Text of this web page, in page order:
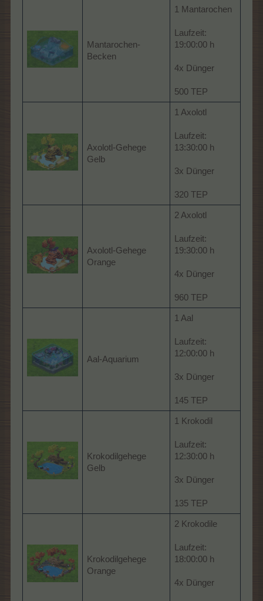
Mantarochen-
Becken
1 Mantarochen
Laufzeit:
19:00:00 h
4x Dünger
500 TEP
Axolotl-Gehege
Gelb
1 Axolotl
Laufzeit:
13:30:00 h
3x Dünger
320 TEP
Axolotl-Gehege
Orange
2 Axolotl
Laufzeit:
19:30:00 h
4x Dünger
960 TEP
Aal-Aquarium
1 Aal
Laufzeit:
12:00:00 h
3x Dünger
145 TEP
Krokodilgehege
Gelb
1 Krokodil
Laufzeit:
12:30:00 h
3x Dünger
135 TEP
Krokodilgehege
Orange
2 Krokodile
Laufzeit:
18:00:00 h
4x Dünger